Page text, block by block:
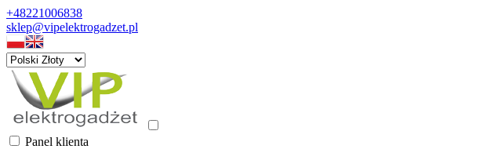
+48221006838
sklep@vipelektrogadzet.pl
Panel klienta